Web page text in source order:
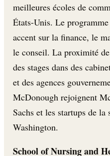
meilleures écoles de
États-Unis. Le
accent sur la finance, le
le conseil. La proximité
des stages dans des
et des agences
McDonough rejoignent
Sachs et les startups de
Washington.
School of Nursing and